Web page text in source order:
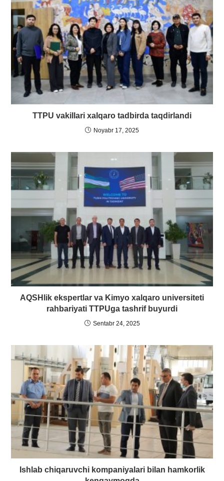
TTPU vakillari xalqaro tadbirda taqdirlandi
Noyabr 17, 2025
AQSHlik ekspertlar va Kimyo xalqaro universiteti
rahbariyati TTPUga tashrif buyurdi
Sentabr 24, 2025
Ishlab chiqaruvchi kompaniyalari bilan hamkorlik